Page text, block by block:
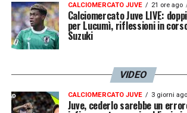
CALCIOMERCATO JUVE 21 ore ago
Calciomercato Juve LIVE:
per Lucumì, riflessioni in
Suzuki
VIDEO
CALCIOMERCATO JUVE 3 giorni ago
Juve, cederlo sarebbe un